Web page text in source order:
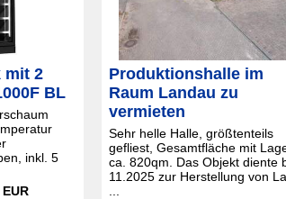
mit 2
BL
inkl. 5
Produktionshalle im
Raum Landau zu
vermieten
Sehr helle Halle, größtenteils
gefliest, Gesamtfläche mit
ca. 820qm. Das Objekt diente
11.2025 zur Herstellung von